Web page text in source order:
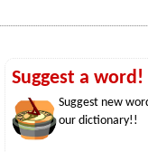
Suggest a word!
Suggest new
our dictionary!!